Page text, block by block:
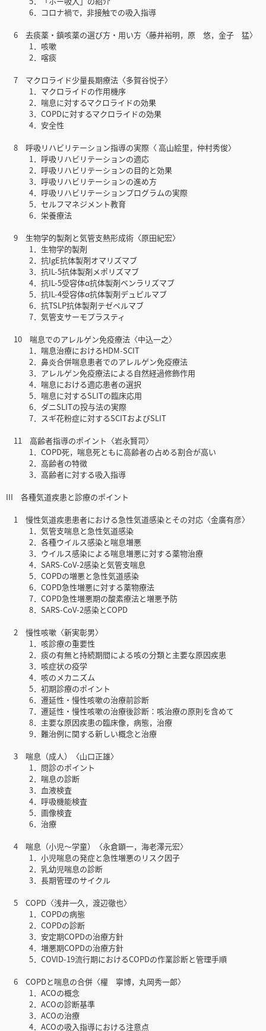
6．コロナ禍で，非接触での吸入指導
6 去痰薬・鎮咳薬の選び方・用い方〈藤井裕明，原 悠，金子 猛〉
1．咳嗽
2．喀痰
7 マクロライド少量長期療法〈多賀谷悦子〉
1．マクロライドの作用機序
2．喘息に対するマクロライドの効果
3．COPDに対するマクロライドの効果
4．安全性
8 呼吸リハビリテーション指導の実際〈 高山絵里，仲村秀俊〉
1．呼吸リハビリテーションの適応
2．呼吸リハビリテーションの目的と効果
3．呼吸リハビリテーションの進め方
4．呼吸リハビリテーションプログラムの実際
5．セルフマネジメント教育
6．栄養療法
9 生物学的製剤と気管支熱形成術〈原田紀宏〉
1．生物学的製剤
2．抗IgE抗体製剤オマリズマブ
3．抗IL-5抗体製剤メポリズマブ
4．抗IL-5受容体α抗体製剤ベンラリズマブ
5．抗IL-4受容体α抗体製剤デュピルマブ
6．抗TSLP抗体製剤テゼペルマブ
7．気管支サーモプラスティ
10 喘息でのアレルゲン免疫療法〈中込一之〉
1．喘息治療におけるHDM-SCIT
2．鼻炎合併喘息患者でのアレルゲン免疫療法
3．アレルゲン免疫療法による自然経過修飾作用
4．喘息における適応患者の選択
5．喘息に対するSLITの臨床応用
6．ダニSLITの投与法の実際
7．スギ花粉症に対するSCITおよびSLIT
11 高齢者指導のポイント〈岩永賢司〉
1．COPD死，喘息死ともに高齢者の占める割合が高い
2．高齢者の特徴
3．高齢者に対する吸入指導
III 各種気道疾患と診療のポイント
1 慢性気道疾患患者における急性気道感染とその対応〈金廣有彦〉
1．気管支喘息と急性気道感染
2．各種ウイルス感染と喘息増悪
3．ウイルス感染による喘息増悪に対する薬物治療
4．SARS-CoV-2感染と気管支喘息
5．COPDの増悪と急性気道感染
6．COPD急性増悪に対する薬物療法
7．COPD急性増悪期の酸素療法と増悪予防
8．SARS-CoV-2感染とCOPD
2 慢性咳嗽〈新実彰男〉
1．咳診療の重要性
2．痰の有無と持続期間による咳の分類と主要な原因疾患
3．咳症状の疫学
4．咳のメカニズム
5．初期診療のポイント
6．遷延性・慢性咳嗽の治療前診断
7．遷延性・慢性咳嗽の治療後診断：咳治療の原則を含めて
8．主要な原因疾患の臨床像，病態，治療
9．難治例に関する新しい概念と治療
3 喘息（成人）〈山口正雄〉
1．問診のポイント
2．喘息の診断
3．血液検査
4．呼吸機能検査
5．画像検査
6．治療
4 喘息（小児〜学童）〈永倉顕一，海老澤元宏〉
1．小児喘息の発症と急性増悪のリスク因子
2．乳幼児喘息の診断
3．長期管理のサイクル
5 COPD〈浅井一久，渡辺徹也〉
1．COPDの病態
2．COPDの診断
3．安定期COPDの治療方針
4．増悪期COPDの治療方針
5．COVID-19流行期におけるCOPDの作業診断と管理手順
6 COPDと喘息の合併〈權 寧博，丸岡秀一郎〉
1．ACOの概念
2．ACOの診断基準
3．ACOの治療
4．ACOの吸入指導における注意点